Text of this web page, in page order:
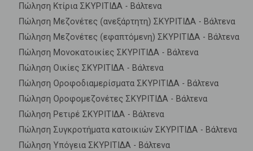
Πώληση Κτίρια ΣΚΥΡΙΤΙΔΑ - Βάλτενα
Πώληση Μεζονέτες (ανεξάρτητη) ΣΚΥΡΙΤΙΔΑ - Βάλτενα
Πώληση Μεζονέτες (εφαπτόμενη) ΣΚΥΡΙΤΙΔΑ - Βάλτενα
Πώληση Μονοκατοικίες ΣΚΥΡΙΤΙΔΑ - Βάλτενα
Πώληση Οικίες ΣΚΥΡΙΤΙΔΑ - Βάλτενα
Πώληση Οροφοδιαμερίσματα ΣΚΥΡΙΤΙΔΑ - Βάλτενα
Πώληση Οροφομεζονέτες ΣΚΥΡΙΤΙΔΑ - Βάλτενα
Πώληση Ρετιρέ ΣΚΥΡΙΤΙΔΑ - Βάλτενα
Πώληση Συγκροτήματα κατοικιών ΣΚΥΡΙΤΙΔΑ - Βάλτενα
Πώληση Υπόγεια ΣΚΥΡΙΤΙΔΑ - Βάλτενα